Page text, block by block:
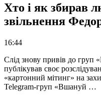
Хто і як збирав
звільнення
16:44
Слід знову привів до груп
публікував своє
«картонний мітинг» на
Telegram-груп «Вшануй …